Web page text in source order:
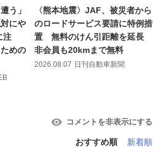
う」
にや
注
めの
〈熊本地震〉JAF、被災者から
のロードサービス要請に特例措
置 無料のけん引距離を延長
非会員も20kmまで無料
2026.08.07 日刊自動車新聞
コメントを非表示にする
おすすめ順 新着順